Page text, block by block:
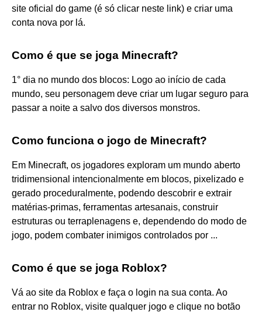
site oficial do game (é só clicar neste link) e criar uma
conta nova por lá.
Como é que se joga Minecraft?
1° dia no mundo dos blocos: Logo ao início de cada
mundo, seu personagem deve criar um lugar seguro para
passar a noite a salvo dos diversos monstros.
Como funciona o jogo de Minecraft?
Em Minecraft, os jogadores exploram um mundo aberto
tridimensional intencionalmente em blocos, pixelizado e
gerado proceduralmente, podendo descobrir e extrair
matérias-primas, ferramentas artesanais, construir
estruturas ou terraplenagens e, dependendo do modo de
jogo, podem combater inimigos controlados por ...
Como é que se joga Roblox?
Vá ao site da Roblox e faça o login na sua conta. Ao
entrar no Roblox, visite qualquer jogo e clique no botão